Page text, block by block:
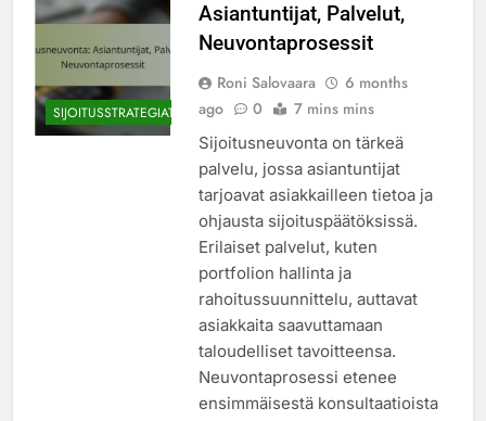
SIJOITUSSTRATEGIAT
Asiantuntijat, Palvelut,
Neuvontaprosessit
Roni Salovaara
6 months
ago
0 7 mins mins
Sijoitusneuvonta on tärkeä
palvelu, jossa asiantuntijat
tarjoavat asiakkailleen tietoa ja
ohjausta sijoituspäätöksissä.
Erilaiset palvelut, kuten
portfolion hallinta ja
rahoitussuunnittelu, auttavat
asiakkaita saavuttamaan
taloudelliset tavoitteensa.
Neuvontaprosessi etenee
ensimmäisestä konsultaatioista